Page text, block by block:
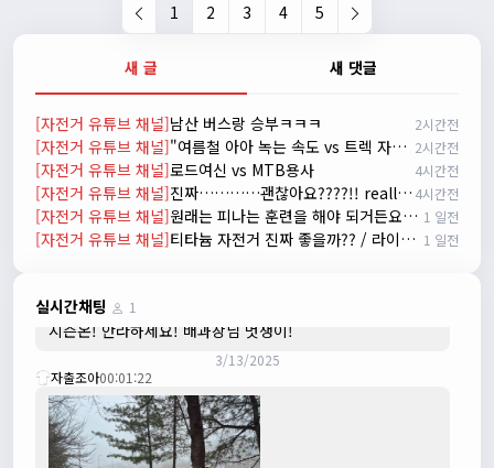
새 글 새 댓글
[자전거 유튜브 채널]남산 버스랑 승부ㅋㅋㅋ 2시간전
[자전거 유튜브 채널] "여름철 아아 녹는 속도 vs 트렉 자전거 고장 나는 속도 ㅋㅋㅋ 입문용 MTB 끝판왕 추천" 2시간전
[자전거 유튜브 채널]로드여신 vs MTB용사 4시간전
[자전거 유튜브 채널] 진짜…………괜찮아요????!! really okay?😱너무 아플것 같아……ㅜㅜ 4시간전
[자전거 유튜브 채널] 원래는 피나는 훈련을 해야 되거든요? 근데 다들 너무 힘들어하니까 우리가 치트키를 좀 써드릴게요. 아, KC 인증이 안나온다고요? 그럼 뭐... 얼른 훈련하러 안나가고 뭐하세요? 1 일전
[자전거 유튜브 채널] 티타늄 자전거 진짜 좋을까?? / 라이트스피드 얼티밋 리뷰 1 일전
실시간채팅 1
2/20/2025
시즌이 곧 다가오네요 ^^ 모두 안전한 라이딩 하시기 바랍니
2/22/2025
자출조아18:44:23
넵!! 잔차나라도 시즌온과 함께 바쁜 하루하루 보내세요~~
3/1/2025
자출조아08:54:33
수도권은 3.1절 연휴 비소식...ㅠ ㅠ
JIWOON23:26:13
시즌온! 안라하세요! 배과장님 멋쟁이!
3/13/2025
자출조아00:01:22
1
2 3 4 5